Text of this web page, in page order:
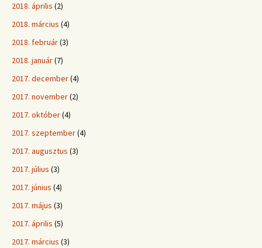
2018. április (2)
2018. március (4)
2018. február(3)
2018. január(7)
2017. december(4)
2017. november(2)
2017. október(4)
2017. szeptember(4)
2017. augusztus (3)
2017. július (3)
2017. június (4)
2017. május (3)
2017. április (5)
2017. március (3)